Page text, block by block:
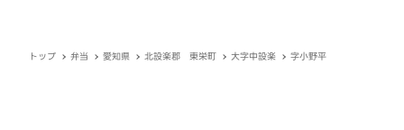
トップ 弁当 愛知県 北設楽郡 東栄町 大字中設楽 字小野平